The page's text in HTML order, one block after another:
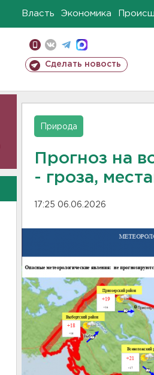
Власть Экономика
Сделать новость
Природа
Прогноз на
- гроза,
17:25 06.06.2026